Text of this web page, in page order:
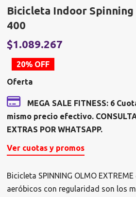
Bicicleta Indoor
400
El
precio
original
era:
$1.365.584.
$1.089.267
20% OFF
Oferta
MEGA SALE FITNESS: 6
mismo precio efectivo.
EXTRAS POR WHATSAPP.
Ver cuotas y promos
Bicicleta SPINNING OLMO
aeróbicos con regularidad son los